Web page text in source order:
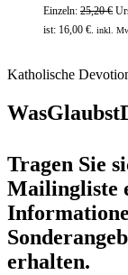
Einzeln: 25,20€
ist: 16,00 €. inkl.
Katholische
Tragen Sie
Mailingliste
erhalten.